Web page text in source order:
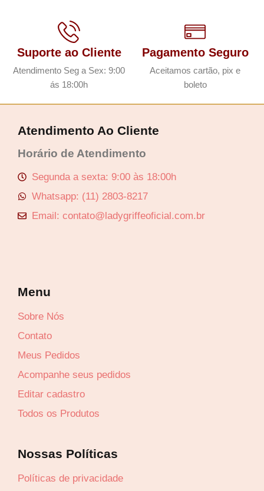
Suporte ao Cliente
Atendimento Seg a Sex: 9:00
ás 18:00h
Pagamento Seguro
Aceitamos cartão, pix e
boleto
Atendimento Ao Cliente
Horário de Atendimento
Segunda a sexta: 9:00 às 18:00h
Whatsapp: (11) 2803-8217
Email: contato@ladygriffeoficial.com.br
Menu
Sobre Nós
Contato
Meus Pedidos
Acompanhe seus pedidos
Editar cadastro
Todos os Produtos
Nossas Políticas
Políticas de privacidade